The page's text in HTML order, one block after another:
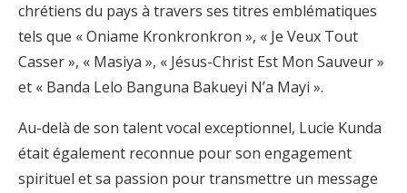
chrétiens du pays à travers ses titres emblématiques
tels que « Oniame Kronkronkron », « Je Veux Tout
Casser », « Masiya », « Jésus-Christ Est Mon Sauveur »
et « Banda Lelo Banguna Bakueyi N’a Mayi ».
Au-delà de son talent vocal exceptionnel, Lucie Kunda
était également reconnue pour son engagement
spirituel et sa passion pour transmettre un message